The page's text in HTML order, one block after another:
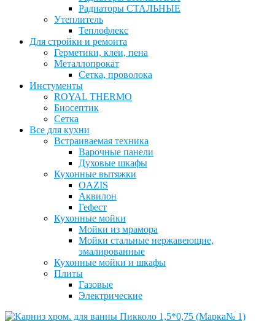
Радиаторы СТАЛЬНЫЕ
Утеплитель
Теплофлекс
Для стройки и ремонта
Герметики, клеи, пена
Металлопрокат
Сетка, проволока
Инстументы
ROYAL THERMO
Биосептик
Сетка
Все для кухни
Встраиваемая техника
Варочные панели
Духовые шкафы
Кухонные вытяжки
OAZIS
Аквилон
Гефест
Кухонные мойки
Мойки из мрамора
Мойки стальные нержавеющие,
эмалированные
Кухонные мойки и шкафы
Плиты
Газовые
Электрические